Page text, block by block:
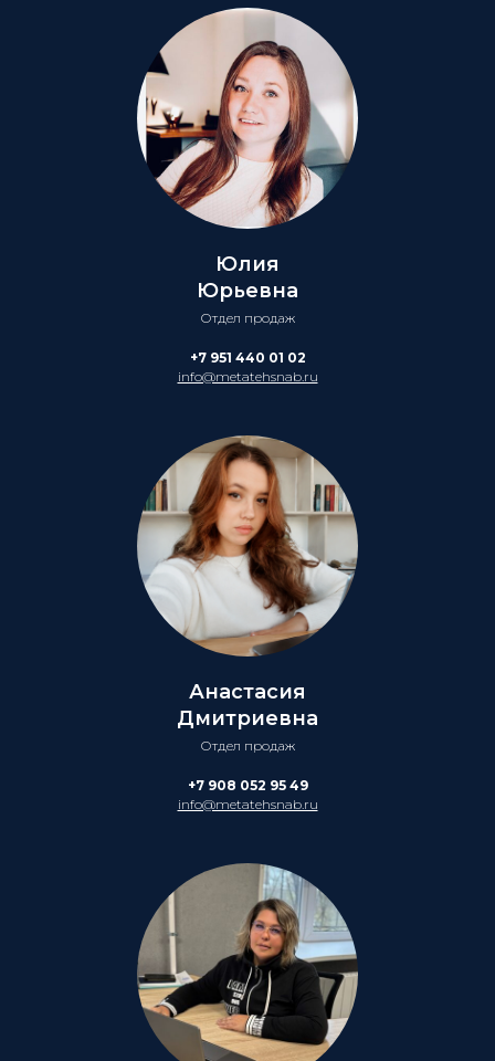
Юлия
Юрьевна
Отдел продаж
+7 951 440 01 02
info@metatehsnab.ru
Анастасия
Дмитриевна
Отдел продаж
+7 908 052 95 49
info@metatehsnab.ru